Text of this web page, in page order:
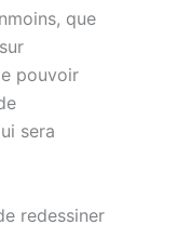
que
pouvoir
sera
redessiner